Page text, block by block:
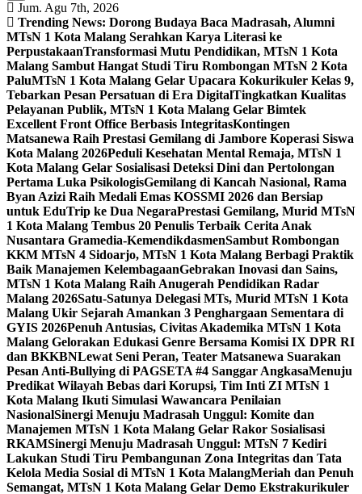
Jum. Agu 7th, 2026
Trending News: Dorong Budaya Baca Madrasah, Alumni
MTsN 1 Kota Malang Serahkan Karya Literasi ke
PerpustakaanTransformasi Mutu Pendidikan, MTsN 1 Kota
Malang Sambut Hangat Studi Tiru Rombongan MTsN 2 Kota
PaluMTsN 1 Kota Malang Gelar Upacara Kokurikuler Kelas 9,
Tebarkan Pesan Persatuan di Era DigitalTingkatkan Kualitas
Pelayanan Publik, MTsN 1 Kota Malang Gelar Bimtek
Excellent Front Office Berbasis IntegritasKontingen
Matsanewa Raih Prestasi Gemilang di Jambore Koperasi Siswa
Kota Malang 2026Peduli Kesehatan Mental Remaja, MTsN 1
Kota Malang Gelar Sosialisasi Deteksi Dini dan Pertolongan
Pertama Luka PsikologisGemilang di Kancah Nasional, Rama
Byan Azizi Raih Medali Emas KOSSMI 2026 dan Bersiap
untuk EduTrip ke Dua NegaraPrestasi Gemilang, Murid MTsN
1 Kota Malang Tembus 20 Penulis Terbaik Cerita Anak
Nusantara Gramedia-KemendikdasmenSambut Rombongan
KKM MTsN 4 Sidoarjo, MTsN 1 Kota Malang Berbagi Praktik
Baik Manajemen KelembagaanGebrakan Inovasi dan Sains,
MTsN 1 Kota Malang Raih Anugerah Pendidikan Radar
Malang 2026Satu-Satunya Delegasi MTs, Murid MTsN 1 Kota
Malang Ukir Sejarah Amankan 3 Penghargaan Sementara di
GYIS 2026Penuh Antusias, Civitas Akademika MTsN 1 Kota
Malang Gelorakan Edukasi Genre Bersama Komisi IX DPR RI
dan BKKBNLewat Seni Peran, Teater Matsanewa Suarakan
Pesan Anti-Bullying di PAGSETA #4 Sanggar AngkasaMenuju
Predikat Wilayah Bebas dari Korupsi, Tim Inti ZI MTsN 1
Kota Malang Ikuti Simulasi Wawancara Penilaian
NasionalSinergi Menuju Madrasah Unggul: Komite dan
Manajemen MTsN 1 Kota Malang Gelar Rakor Sosialisasi
RKAMSinergi Menuju Madrasah Unggul: MTsN 7 Kediri
Lakukan Studi Tiru Pembangunan Zona Integritas dan Tata
Kelola Media Sosial di MTsN 1 Kota MalangMeriah dan Penuh
Semangat, MTsN 1 Kota Malang Gelar Demo Ekstrakurikuler